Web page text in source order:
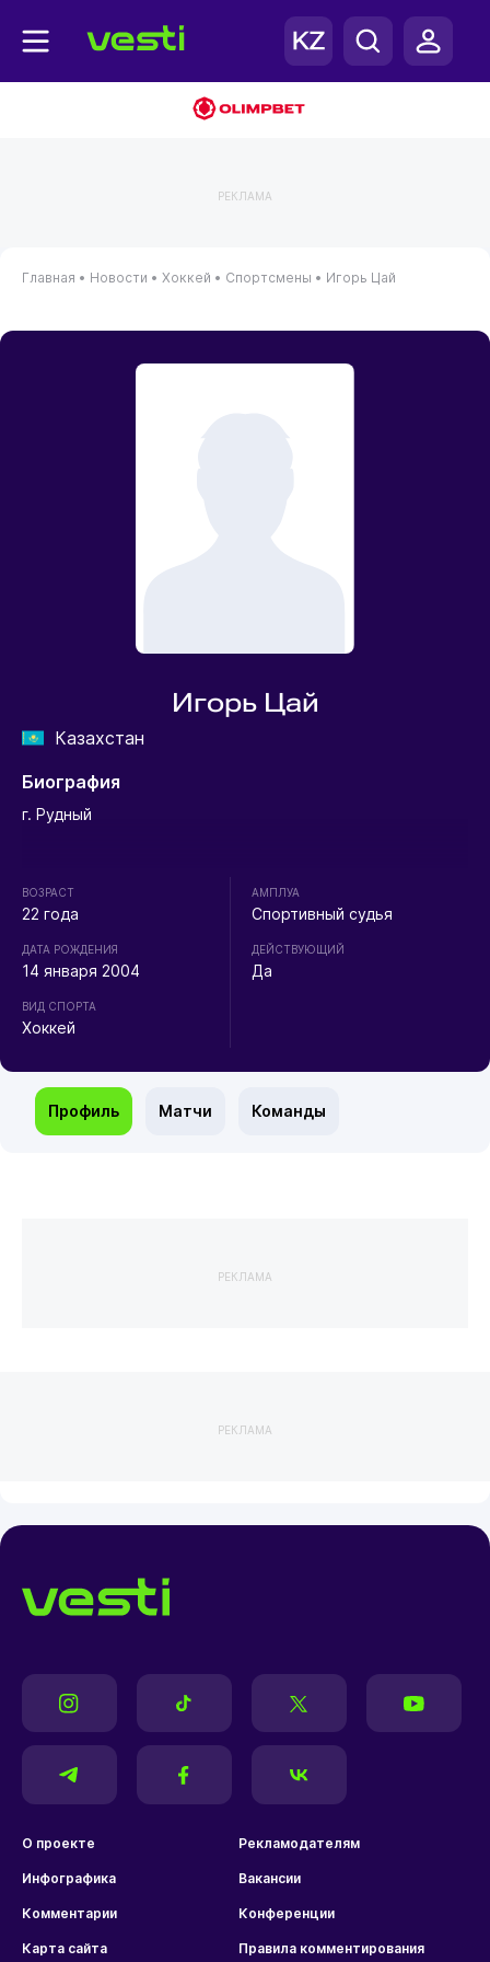
РЕКЛАМА
Главная • Новости • Хоккей • Спортсмены • Игорь Цай
Игорь Цай
Казахстан
Биография
г. Рудный
ВОЗРАСТ
22 года
ДАТА РОЖДЕНИЯ
14 января 2004
ВИД СПОРТА
Хоккей
АМПЛУА
Спортивный судья
ДЕЙСТВУЮЩИЙ
Да
Профиль Матчи Команды
РЕКЛАМА
РЕКЛАМА
О проекте Рекламодателям
Инфографика Вакансии
Комментарии Конференции
Карта сайта Правила комментирования